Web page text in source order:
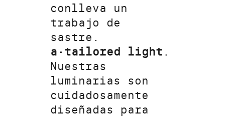
conlleva un
trabajo de
sastre.
a·tailored light .
Nuestras
luminarias son
cuidadosamente
diseñadas para